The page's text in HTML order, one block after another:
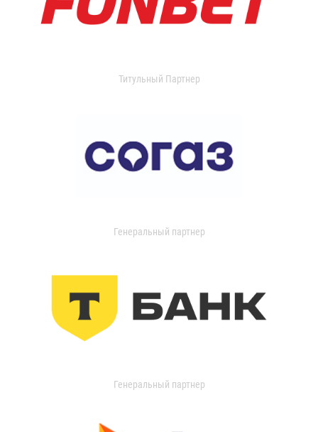
Титульный Партнер
Генеральный партнер
Генеральный партнер